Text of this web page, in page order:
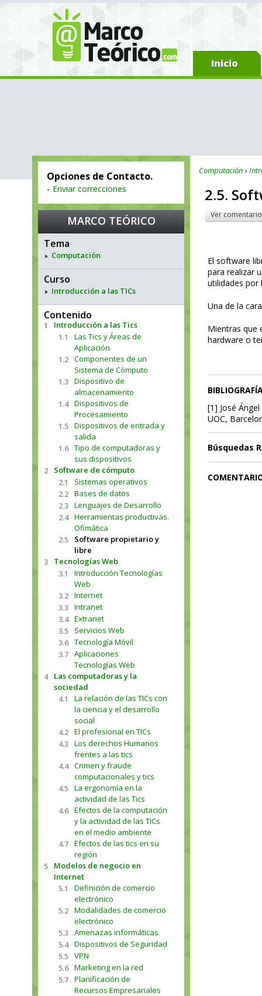
Inicio
Opciones de Contacto.
- Enviar correcciones
MARCO TEÓRICO
Tema
Computación
Curso
Introducción a las TICs
Contenido
1
Introducción a las Tics
1.1
Las Tics y Áreas de
Aplicación
1.2 Componentes de un
Sistema de Cómputo
1.3 Dispositivo de
almacenamiento
1.4 Dispositivos de
Procesamiento
1.5 Dispositivos de entrada y
salida
1.6 Tipo de computadoras y
sus dispositivos
2
Software de cómputo
2.1
Sistemas operativos
2.2 Bases de datos
2.3 Lenguajes de Desarrollo
2.4 Herramientas productivas.
Ofimática
2.5
Software propietario y
libre
3
Tecnologías Web
3.1
Introducción Tecnologías
Web
3.2 Internet
3.3 Intranet
3.4 Extranet
3.5
Servicios Web
3.6 Tecnología Móvil
3.7 Aplicaciones
Tecnologías Web
4
Las computadoras y la
sociedad
4.1
La relación de las TICs con
la ciencia y el desarrollo
social
4.2 El profesional en TICs
4.3 Los derechos Humanos
frentes a las tics
4.4 Crimen y fraude
computacionales y tics
4.5 La ergonomía en la
actividad de las Tics
4.6 Efectos de la computación
y la actividad de las TICs
en el medio ambiente
4.7 Efectos de las tics en su
región
5
Modelos de negocio en
Internet
5.1
Definición de comercio
electrónico
5.2 Modalidades de comercio
electrónico
5.3 Amenazas informáticas
5.4 Dispositivos de Seguridad
5.5 VPN
5.6 Marketing en la red
5.7 Planificación de
Recursos Empresariales
Computación
2.5.
Ver
El software
para realizar
utilidades por
Una de la
Mientras que
hardware o
[1] José
UOC,
Búsquedas